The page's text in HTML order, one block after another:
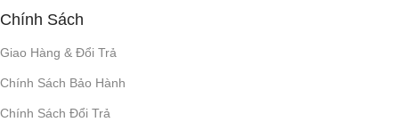
Chính Sách
Giao Hàng & Đổi Trả
Chính Sách Bảo Hành
Chính Sách Đổi Trả